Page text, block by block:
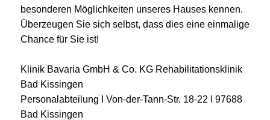
besonderen Möglichkeiten unseres Hauses kennen.
Überzeugen Sie sich selbst, dass dies eine einmalige
Chance für Sie ist!
Klinik Bavaria GmbH & Co. KG Rehabilitationsklinik
Bad Kissingen
Personalabteilung I Von-der-Tann-Str. 18-22 I 97688
Bad Kissingen